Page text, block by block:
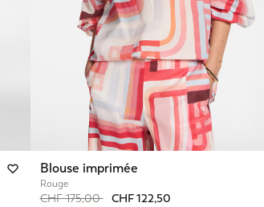
Blouse imprimée
Rouge
Price reduced from
CHF 175,00toCHF 122,50